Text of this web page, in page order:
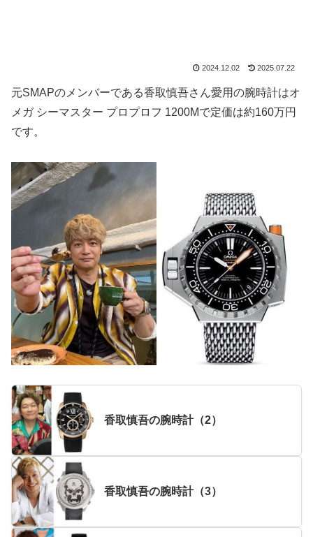
2024.12.02 2025.07.22
元SMAPのメンバーである香取慎吾さん愛用の腕時計はオ
メガ シーマスター プロプロフ 1200Mで定価は約160万円
です。
香取慎吾の腕時計（2）
香取慎吾の腕時計（3）